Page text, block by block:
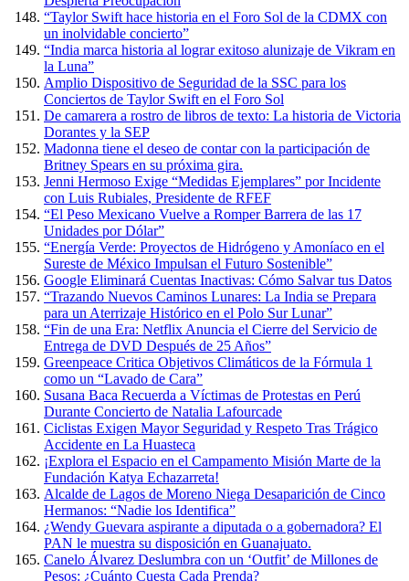
“Taylor Swift hace historia en el Foro Sol de la CDMX con
un inolvidable concierto”
“India marca historia al lograr exitoso alunizaje de Vikram en
la Luna”
Amplio Dispositivo de Seguridad de la SSC para los
Conciertos de Taylor Swift en el Foro Sol
De camarera a rostro de libros de texto: La historia de Victoria
Dorantes y la SEP
Madonna tiene el deseo de contar con la participación de
Britney Spears en su próxima gira.
Jenni Hermoso Exige “Medidas Ejemplares” por Incidente
con Luis Rubiales, Presidente de RFEF
“El Peso Mexicano Vuelve a Romper Barrera de las 17
Unidades por Dólar”
“Energía Verde: Proyectos de Hidrógeno y Amoníaco en el
Sureste de México Impulsan el Futuro Sostenible”
Google Eliminará Cuentas Inactivas: Cómo Salvar tus Datos
“Trazando Nuevos Caminos Lunares: La India se Prepara
para un Aterrizaje Histórico en el Polo Sur Lunar”
“Fin de una Era: Netflix Anuncia el Cierre del Servicio de
Entrega de DVD Después de 25 Años”
Greenpeace Critica Objetivos Climáticos de la Fórmula 1
como un “Lavado de Cara”
Susana Baca Recuerda a Víctimas de Protestas en Perú
Durante Concierto de Natalia Lafourcade
Ciclistas Exigen Mayor Seguridad y Respeto Tras Trágico
Accidente en La Huasteca
¡Explora el Espacio en el Campamento Misión Marte de la
Fundación Katya Echazarreta!
Alcalde de Lagos de Moreno Niega Desaparición de Cinco
Hermanos: “Nadie los Identifica”
¿Wendy Guevara aspirante a diputada o a gobernadora? El
PAN le muestra su disposición en Guanajuato.
Canelo Álvarez Deslumbra con un ‘Outfit’ de Millones de
Pesos: ¿Cuánto Cuesta Cada Prenda?